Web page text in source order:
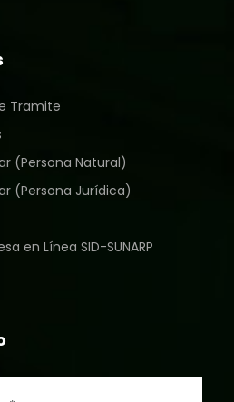
Tramite
(Persona Natural)
(Persona Jurídica)
en Línea SID-SUNARP